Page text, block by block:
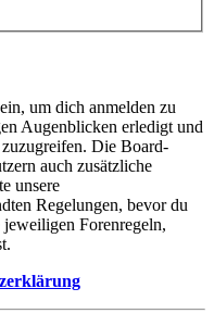
um dich anmelden zu
Augenblicken erledigt und
Die Board-
auch zusätzliche
unsere
Regelungen, bevor du
Forenregeln,